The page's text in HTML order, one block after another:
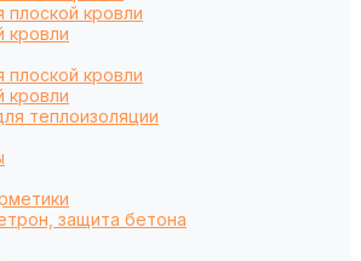
кровли
кровли
кровли
кровли
теплоизоляции
защита бетона